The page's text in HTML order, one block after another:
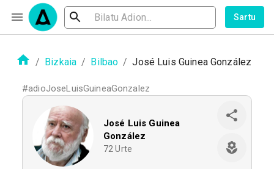
Sartu
/ Bizkaia / Bilbao / José Luis Guinea González
#adioJoseLuisGuineaGonzalez
José Luis Guinea
González
72 Urte